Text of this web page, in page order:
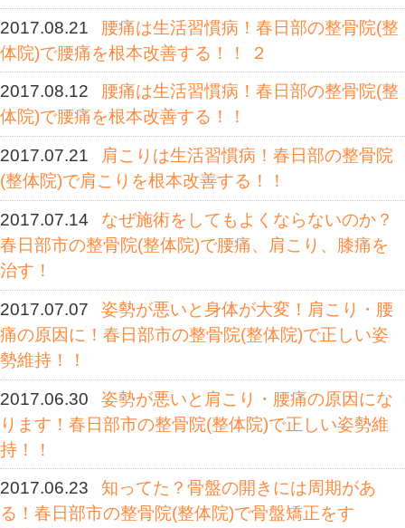
ホーム>Blog記事一覧> 未分類 |
位の春日部あすな整骨院 - Part 6の
2017.08.28
骨盤矯正で肩こりが改
骨院(整体院)で肩こりを根本改善す
2017.08.21
腰痛は生活習慣病！春
体院)で腰痛を根本改善する！！ ２
2017.08.12
腰痛は生活習慣病！春